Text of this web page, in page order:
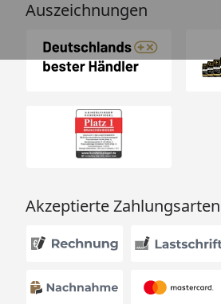
Auszeichnungen
Akzeptierte Zahlungsarten